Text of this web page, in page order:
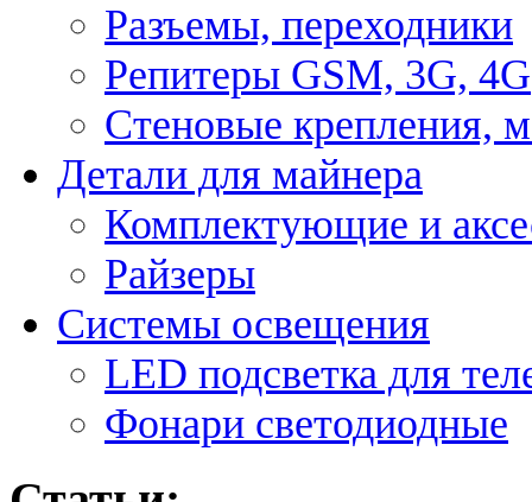
Разъемы, переходники
Репитеры GSM, 3G, 4G
Стеновые крепления,
Детали для майнера
Комплектующие и
Райзеры
Системы освещения
LED подсветка для
Фонари светодиодные